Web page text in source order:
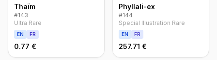
Thaïm
#143
Ultra Rare
EN FR
0.77 €
Phyllali-ex
#144
Special Illustration Rare
EN FR
257.71 €